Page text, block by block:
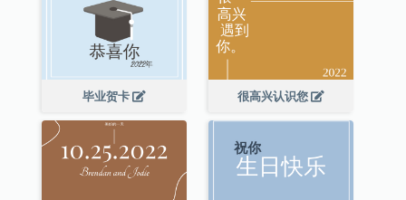
毕业贺卡 很高兴认识您